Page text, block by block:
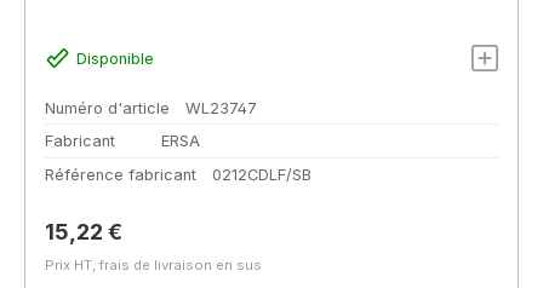
Disponible
Numéro d'article
WL23747
Fabricant
ERSA
Référence fabricant
0212CDLF/SB
Prix régulier :
15,22 €
Prix HT, frais de livraison en sus